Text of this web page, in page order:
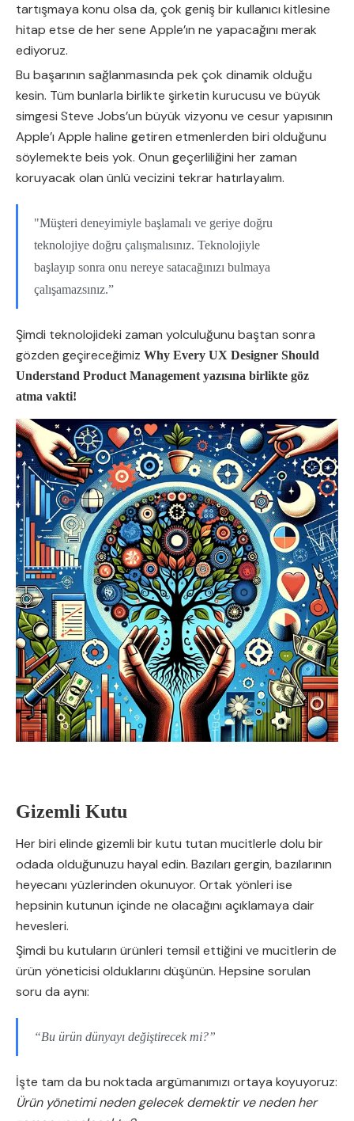
tartışmaya konu olsa da, çok geniş bir kullanıcı kitlesine
hitap etse de her sene Apple’ın ne yapacağını merak
ediyoruz.
Bu başarının sağlanmasında pek çok dinamik olduğu
kesin. Tüm bunlarla birlikte şirketin kurucusu ve büyük
simgesi Steve Jobs’un büyük vizyonu ve cesur yapısının
Apple’ı Apple haline getiren etmenlerden biri olduğunu
söylemekte beis yok. Onun geçerliliğini her zaman
koruyacak olan ünlü vecizini tekrar hatırlayalım.
"Müşteri deneyimiyle başlamalı ve geriye doğru
teknolojiye doğru çalışmalısınız. Teknolojiyle
başlayıp sonra onu nereye satacağınızı bulmaya
çalışamazsınız.”
Şimdi teknolojideki zaman yolculuğunu baştan sonra
gözden geçireceğimiz Why Every UX Designer Should
Understand Product Management yazısına birlikte göz
atma vakti!
Gizemli Kutu
Her biri elinde gizemli bir kutu tutan mucitlerle dolu bir
odada olduğunuzu hayal edin. Bazıları gergin, bazılarının
heyecanı yüzlerinden okunuyor. Ortak yönleri ise
hepsinin kutunun içinde ne olacağını açıklamaya dair
hevesleri.
Şimdi bu kutuların ürünleri temsil ettiğini ve mucitlerin de
ürün yöneticisi olduklarını düşünün. Hepsine sorulan
soru da aynı:
“Bu ürün dünyayı değiştirecek mi?”
İşte tam da bu noktada argümanımızı ortaya koyuyoruz:
Ürün yönetimi neden gelecek demektir ve neden her